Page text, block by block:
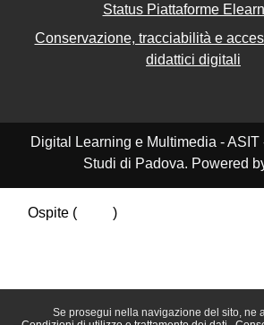
Se prosegui nella navigazione del sito, ne
Status Piattaforme
Conservazione, tracciabilità e
didattici digitali
Digital Learning e Multimedia -
Studi di Padova. Powered
Ospite (
)